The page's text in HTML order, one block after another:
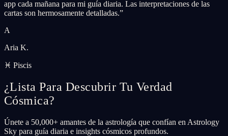
app cada mañana para mi guía diaria. Las interpretaciones de las
cartas son hermosamente detalladas.”
A
Aria K.
♓ Piscis
¿Lista Para Descubrir Tu Verdad
Cósmica?
Únete a 50,000+ amantes de la astrología que confían en Astrology
Sky para guía diaria e insights cósmicos profundos.